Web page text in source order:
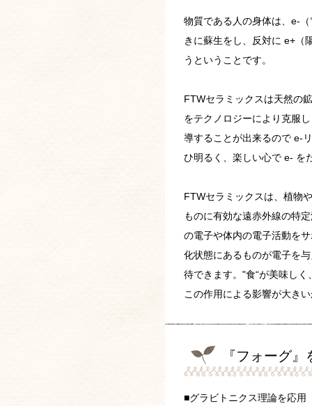
物質である人の身体は、e-
きに蘇生をし、反対に e+（
うということです。
FTWセラミックスは天然の
をテクノロジーにより克服
導することが出来るので e-
ひ明るく、楽しい心で e- を
FTWセラミックスは、植物
ものに有効な遠赤外線の特
の電子や体内の電子活動を
化状態にあるものが電子を
待できます。"食“が美味し
この作用による影響が大き
『フォーグ
■グラビトニクス理論を応用